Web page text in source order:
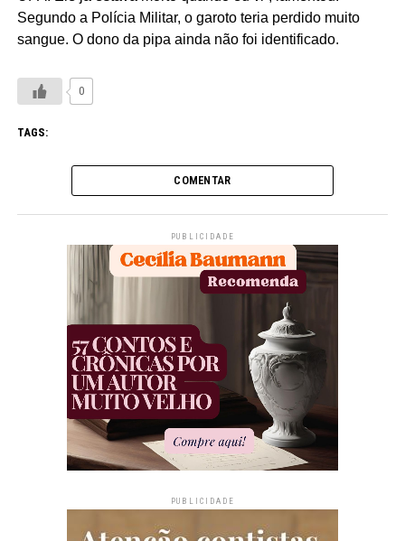
Segundo a Polícia Militar, o garoto teria perdido muito
sangue. O dono da pipa ainda não foi identificado.
0
TAGS:
COMENTAR
PUBLICIDADE
PUBLICIDADE